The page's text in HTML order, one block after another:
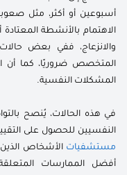
أسبوعين أو أكثر، مثل
الاهتمام بالأنشطة
والانزعاج، ففي بعض
المتخصص ضروريًا، كما أن
المشكلات النفسية.
في هذه الحالات، يُنصح
النفسيين للحصول على
مستشفيات الأشخاص
أفضل الممارسات